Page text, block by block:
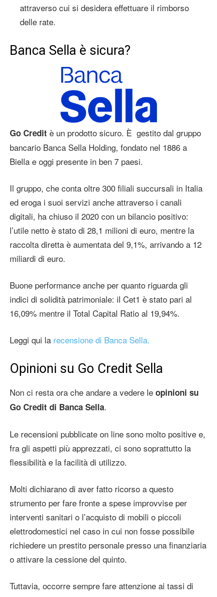
attraverso cui si desidera effettuare il rimborso
delle rate.
Banca Sella è sicura?
Go Credit è un prodotto sicuro. È gestito dal gruppo
bancario Banca Sella Holding, fondato nel 1886 a
Biella e oggi presente in ben 7 paesi.
Il gruppo, che conta oltre 300 filiali succursali in Italia
ed eroga i suoi servizi anche attraverso i canali
digitali, ha chiuso il 2020 con un bilancio positivo:
l’utile netto è stato di 28,1 milioni di euro, mentre la
raccolta diretta è aumentata del 9,1%, arrivando a 12
miliardi di euro.
Buone performance anche per quanto riguarda gli
indici di solidità patrimoniale: il Cet1 è stato pari al
16,09% mentre il Total Capital Ratio al 19,94%.
Leggi qui la recensione di Banca Sella.
Opinioni su Go Credit Sella
Non ci resta ora che andare a vedere le opinioni su
Go Credit di Banca Sella.
Le recensioni pubblicate on line sono molto positive e,
fra gli aspetti più apprezzati, ci sono soprattutto la
flessibilità e la facilità di utilizzo.
Molti dichiarano di aver fatto ricorso a questo
strumento per fare fronte a spese improvvise per
interventi sanitari o l’acquisto di mobili o piccoli
elettrodomestici nel caso in cui non fosse possibile
richiedere un prestito personale presso una finanziaria
o attivare la cessione del quinto.
Tuttavia, occorre sempre fare attenzione ai tassi di